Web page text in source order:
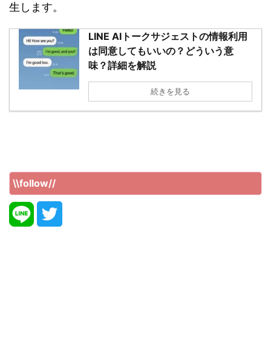
生します。
LINE AIトークサジェストの情報利用
は同意してもいいの？どういう意
味？詳細を解説
続きを見る
\\follow//